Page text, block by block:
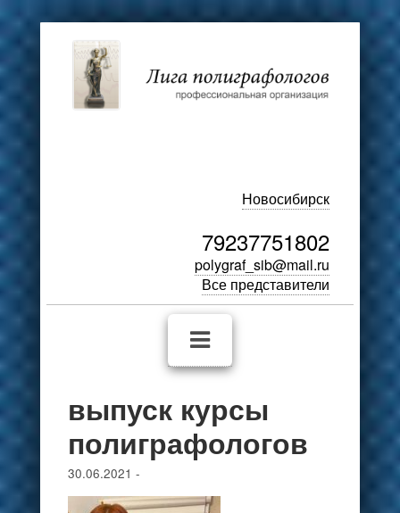
Новосибирск
79237751802
polygraf_sib@mail.ru
Все представители
выпуск курсы
полиграфологов
30.06.2021 -